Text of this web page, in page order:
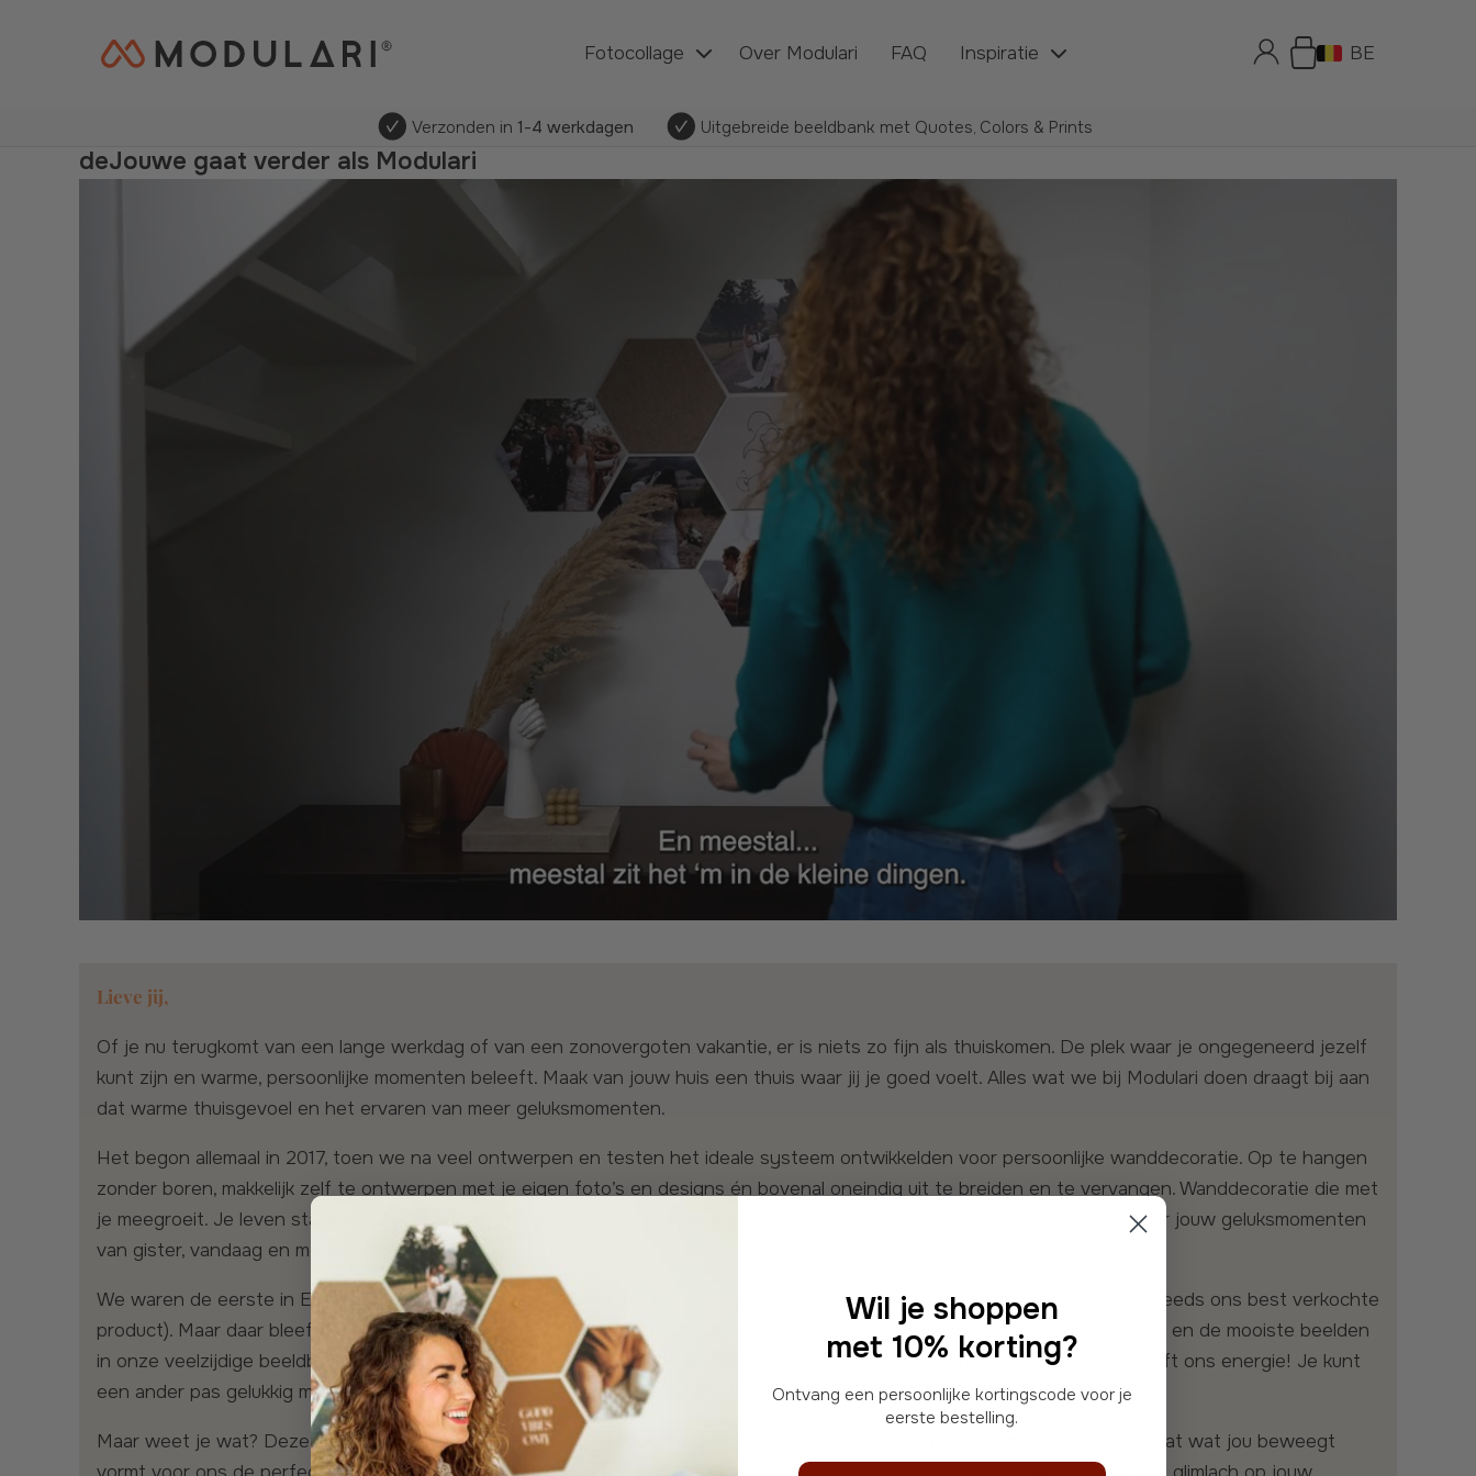
Fotocollage Over Modulari FAQ Inspiratie BE
Verzonden in 1-4 werkdagen Uitgebreide beeldbank met Quotes, Colors & Prints
deJouwe gaat verder als Modulari
Lieve jij,
Of je nu terugkomt van een lange werkdag of van een zonovergoten vakantie, er is niets zo fijn als thuiskomen. De plek waar je ongegeneerd jezelf
kunt zijn en warme, persoonlijke momenten beleeft. Maak van jouw huis een thuis waar jij je goed voelt. Alles wat we bij Modulari doen draagt bij aan
dat warme thuisgevoel en het ervaren van meer geluksmomenten.
Het begon allemaal in 2017, toen we na veel ontwerpen en testen het ideale systeem ontwikkelden voor persoonlijke wanddecoratie. Op te hangen
zonder boren, makkelijk zelf te ontwerpen met je eigen foto’s en designs én bovenal oneindig uit te breiden en te vervangen. Wanddecoratie die met
je meegroeit. Je leven staat namelijk nooit stil. Je hebt dromen en momenten die je wilt blijven vastleggen. Modulari is er voor jouw geluksmomenten
van gister, vandaag en morgen.
We waren de eerste in Europa én de bedenker van de hexagon tegel! Je weet wel, die stijlvolle, tijdloze zeshoek (en nog steeds ons best verkochte
product). Maar daar bleef het niet bij. Want we ontwikkelen door, elke dag weer. Nieuwe materialen, verrassende combinaties en de mooiste beelden
in onze veelzijdige beeldbank. Bij Modulari doen we waar we blij van worden. Wat we voor jou creëren is onze passie en geeft ons energie! Je kunt
een ander pas gelukkig maken als je dat zelf ook bent, daarom proberen we je elke dag weer te inspireren en verwonderen.
Maar weet je wat? Deze pagina is geen plek voor feitjes, geschiedenis of borstklopperij.
Want dat wat jou beweegt
Wil je shoppen
met 10% korting?
Ontvang een persoonlijke kortingscode voor je
eerste bestelling.